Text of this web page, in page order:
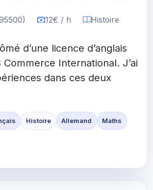
12€ / h Histoire
d’une licence d’anglais
Commerce International. J’ai
dans ces deux
Histoire Allemand Maths